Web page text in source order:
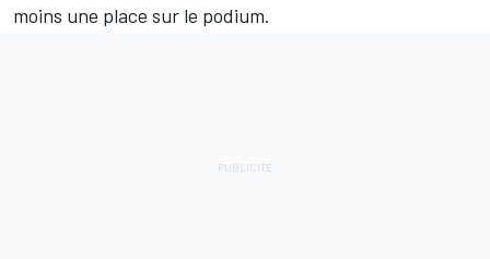
moins une place sur le podium.